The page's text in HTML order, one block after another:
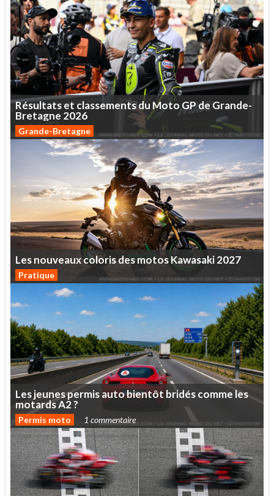
Résultatset classementsdu MotoGP deGrande-
Bretagne 2026
Grande-Bretagne
LesnouveauxcolorisdesmotosKawasaki2027
Pratique
Lesjeunespermisautobientôt bridéscommeles
motardsA2?
Permis moto 1 commentaire